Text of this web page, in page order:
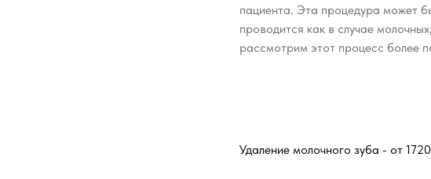
пациента. Эта процедура может
проводится как в случае
рассмотрим этот процесс более
Удаление молочного зуба - от